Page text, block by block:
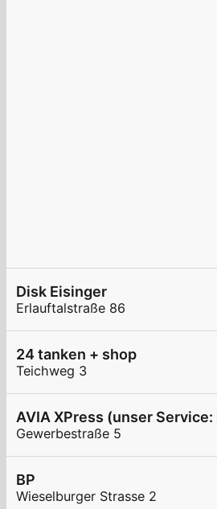
Disk Eisinger
Erlauftalstraße 86
24 tanken + shop
Teichweg 3
Gewerbestraße 5
BP
Wieselburger Strasse 2